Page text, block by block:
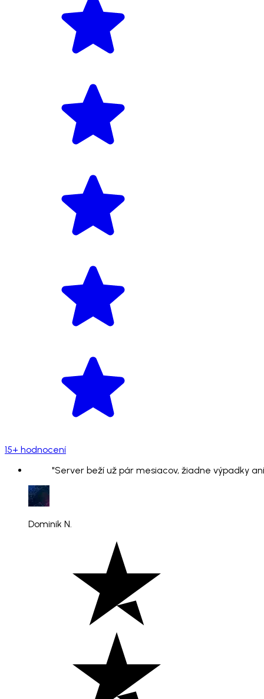
15+ hodnocení
"Server beží už pár mesiacov, žiadne výpadky
Dominik N.